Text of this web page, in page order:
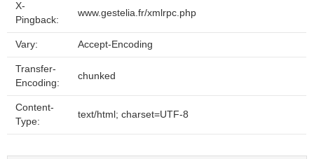
X-
Pingback:
www.gestelia.fr/xmlrpc.php
Vary: Accept-Encoding
Transfer-
Encoding:
chunked
Content-
Type:
text/html; charset=UTF-8